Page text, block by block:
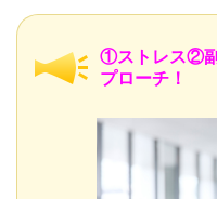
①ストレス②
プローチ！